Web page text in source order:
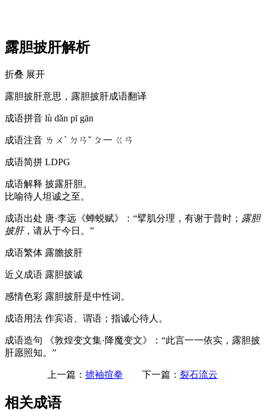
露胆披肝解析
折叠 展开
露胆披肝意思，露胆披肝成语翻译
成语拼音 lù dǎn pī gān
成语注音 ㄌㄨˋ ㄉㄢˇ ㄆ一 ㄍㄢ
成语简拼 LDPG
成语解释 披露肝胆。
比喻待人坦诚之至。
成语出处 唐·李远《蝉蜕赋》：“擘肌分理，有谢于昔时； 露胆
披肝，请从于今日。”
成语繁体 露膽披肝
近义成语 露胆披诚
感情色彩 露胆披肝是中性词。
成语用法 作宾语、谓语；指诚心待人。
成语造句 《敦煌变文集·降魔变文》：“此言一一依实，露胆披
肝愿照知。”
上一篇： 掳袖揎拳 下一篇： 裂石流云
相关成语